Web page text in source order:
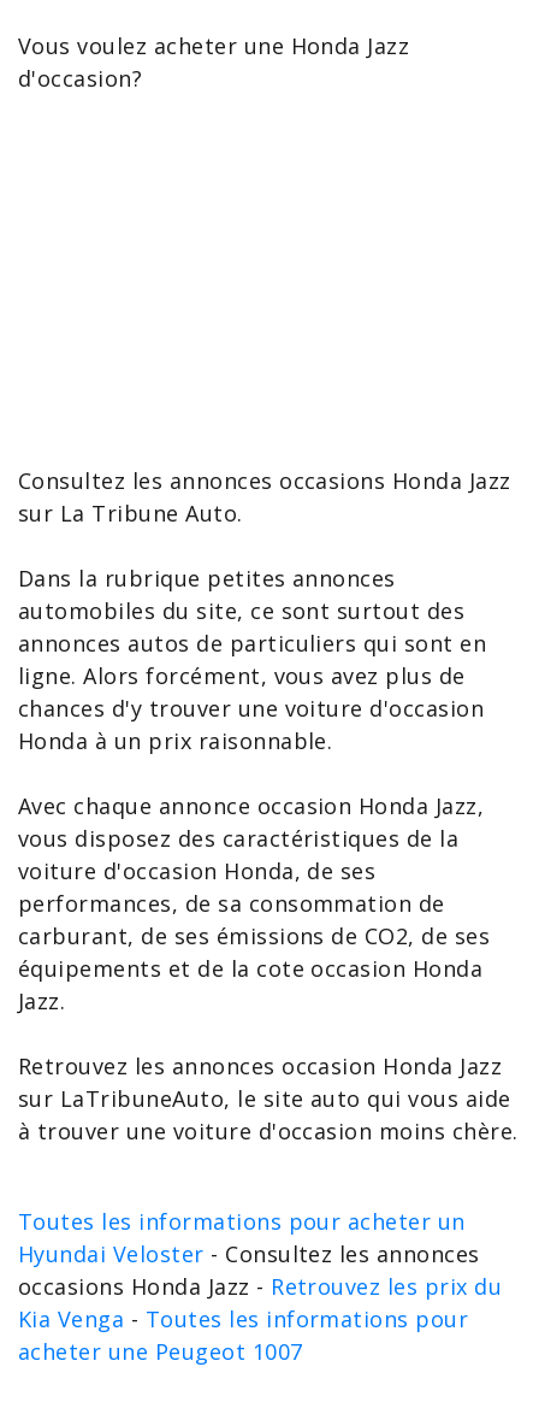
Vous voulez acheter une Honda Jazz
d'occasion?
Consultez les annonces occasions Honda Jazz
sur La Tribune Auto.
Dans la rubrique petites annonces
automobiles du site, ce sont surtout des
annonces autos de particuliers qui sont en
ligne. Alors forcément, vous avez plus de
chances d'y trouver une voiture d'occasion
Honda à un prix raisonnable.
Avec chaque annonce occasion Honda Jazz,
vous disposez des caractéristiques de la
voiture d'occasion Honda, de ses
performances, de sa consommation de
carburant, de ses émissions de CO2, de ses
équipements et de la cote occasion Honda
Jazz.
Retrouvez les annonces occasion Honda Jazz
sur LaTribuneAuto, le site auto qui vous aide
à trouver une voiture d'occasion moins chère.
Toutes les informations pour acheter un
Hyundai Veloster - Consultez les annonces
occasions Honda Jazz - Retrouvez les prix du
Kia Venga - Toutes les informations pour
acheter une Peugeot 1007